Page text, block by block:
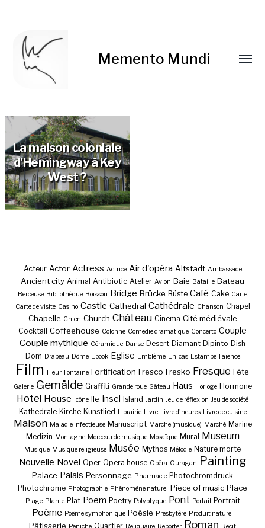
Memento Mundi
La maison coloniale
d’Hemingway à Key
West ?
Acteur Actor Actress Actrice Air d'opéra Altstadt Ambassade
Ancient city Animal Antibiotic Atelier Avion Baie Bataille Bateau
Berceuse Bibliothèque Boisson Bridge Brücke Büste Café Cake Carte
Carte de visite Casino Castle Cathedral Cathédrale Chanson Chapel
Chapelle Chien Church Château Cinema Cité médiévale
Cocktail Coffeehouse Colonne Comédie dramatique Concerto Couple
Couple mythique Céramique Danse Desert Diamant Dipinto Dish
Dom Drapeau Dôme Ebook Eglise Emblème En-cas Estampe Faïence
Film Fleur Fontaine Fortification Fresco Fresko Fresque Fête
Galerie Gemälde Graffiti Grande roue Gâteau Haus Horloge Hormone
Hotel House Icône Ile Insel Island Jardin Jeu de réflexion Jeu de société
Kathedrale Kirche Kunstlied Librairie Livre Livre d'heures Livre de cuisine
Maison Maladie infectieuse Manuscript Marche (musique) Marché Marine
Medizin Montagne Morceau de musique Mosaïque Mural Museum
Musique Musique religieuse Musée Mythos Mélodie Nature morte
Nouvelle Novel Oper Opera house Opéra Ouragan Painting
Palace Palais Personnage Pharmacie Photochromdruck
Photochrome Photographie Phénomène naturel Piece of music Place
Plage Plante Plat Poem Poetry Polyptyque Pont Portail Portrait
Poème Poème symphonique Poésie Presbytère Produit naturel
Pâtisserie Péniche Quartier Reliquaire Reporter Roman Récit